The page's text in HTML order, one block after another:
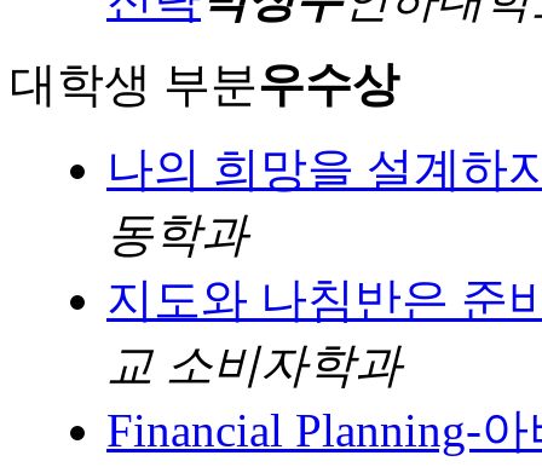
대학생 부분우수상
나의 희망을 설계하
동학과
지도와 나침반은 준
교 소비자학과
Financial Planning-